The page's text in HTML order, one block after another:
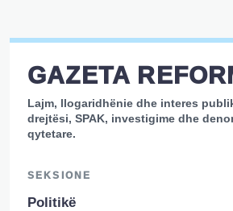
GAZETA
Lajm, llogaridhënie dhe interes
drejtësi, SPAK, investigime dhe
qytetare.
SEKSIONE
Politikë